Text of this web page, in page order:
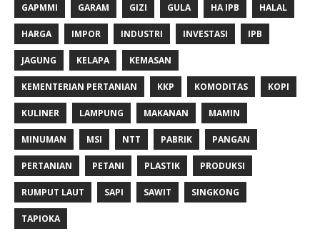
GAPMMI GARAM GIZI GULA HA IPB HALAL
HARGA IMPOR INDUSTRI INVESTASI IPB
JAGUNG KELAPA KEMASAN
KEMENTERIAN PERTANIAN KKP KOMODITAS KOPI
KULINER LAMPUNG MAKANAN MAMIN
MINUMAN MSI NTT PABRIK PANGAN
PERTANIAN PETANI PLASTIK PRODUKSI
RUMPUT LAUT SAPI SAWIT SINGKONG
TAPIOKA